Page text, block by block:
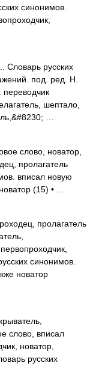
синонимов.
Словарь русских
под. ред. Н.
шептало,
…
слово, новатор,
пролагатель
вписал новую
(15) • …
пролагатель
синонимов.
новатор
слово, вписал
новатор,
русских